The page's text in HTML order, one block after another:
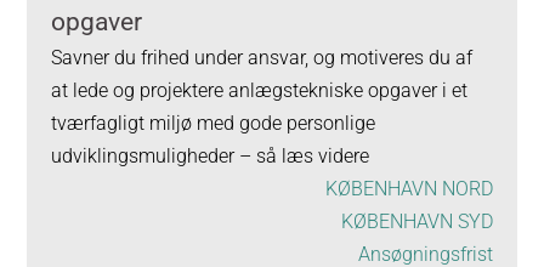
opgaver
Savner du frihed under ansvar, og motiveres du af
at lede og projektere anlægstekniske opgaver i et
tværfagligt miljø med gode personlige
udviklingsmuligheder – så læs videre
KØBENHAVN NORD
KØBENHAVN SYD
Ansøgningsfrist